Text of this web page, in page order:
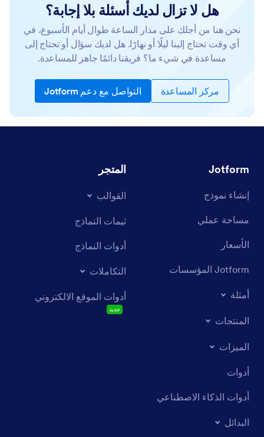
هل لا تزال لديك أسئلة بلا إجابة؟
نحن هنا من أجلك على مدار الساعة طوال أيام الأسبوع، في
أي وقت تحتاج إلينا ليلًا أو نهارًا. هل لديك سؤال أو تحتاج إلى
مساعدة في شيء ما؟ فريقنا دائمًا جاهز للمساعدة.
مركز المساعدة التواصل مع دعم Jotform
Jotform
إنشاء نموذج
مساحة عملي
الأسعار
Jotform المؤسسات
أمثلة
المنتجات
الميزات
أدوات
أدوات الذكاء الاصطناعي
البدائل
المتجر
القوالب
ثيمات النماذج
أدوات النماذج
التكاملات
أدوات الموقع الالكتروني
جديد